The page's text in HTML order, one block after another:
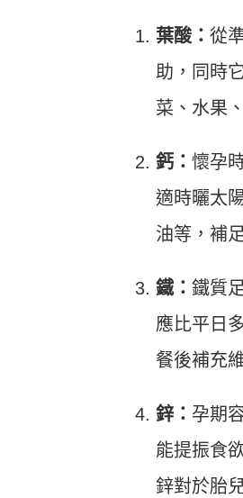
葉酸： 從
助，同時
菜、水果
鈣： 懷孕
適時曬太
油等，補
鐵： 鐵質
應比平日
餐後補充
鋅： 孕期
能提振食
鋅對於胎